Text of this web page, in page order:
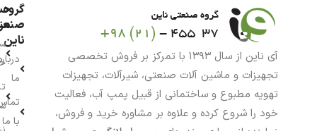
آی ناین از سال ۱۳۹۳ با تمرکز بر فروش تخصصی
تجهیزات و ماشین آلات صنعتی، شیرآلات، تجهیزات
تهویه مطبوع و ساختمانی از قبیل پمپ آب، فعالیت
خود را شروع کرده و علاوه بر مشاوره خرید و فروش،
گروه
ناین
ما
با ما